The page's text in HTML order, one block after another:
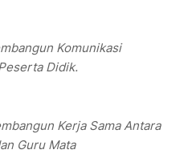
Komunikasi
Didik.
Kerja Sama Antara
Guru Mata